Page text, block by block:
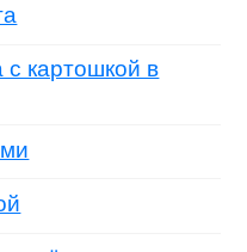
с картошкой в